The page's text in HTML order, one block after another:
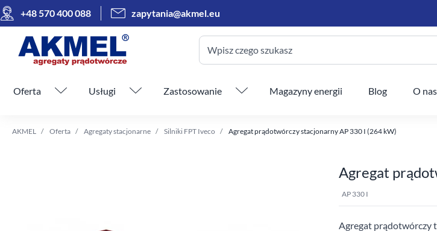
+48 570 400 088 zapytania@akmel.eu
Wpisz czego szukasz
Pomiń menu
Oferta Usługi Zastosowanie Magazyny energii Blog O nas
AKMEL Oferta Agregaty stacjonarne Silniki FPT Iveco Agregat prądotwórczy stacjonarny AP 330 I (264 kW)
Agregat
AP 330 I
Agregat prądotwórczy